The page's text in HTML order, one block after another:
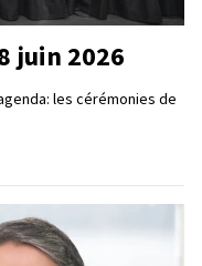
juin 2026
les cérémonies de